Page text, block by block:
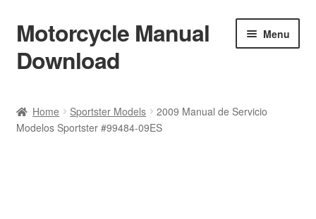
Skip
to
navigation
Skip
to
content
Motorcycle Manual
Download
Menu
Shop
Home Sportster Models
2009 Manual de Servicio
Modelos Sportster #99484-09ES